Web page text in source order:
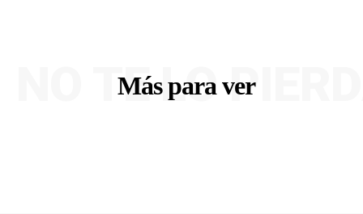
Más para ver
NO TE LO